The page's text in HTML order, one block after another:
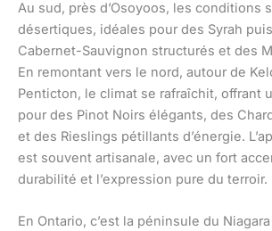
Au sud, près d’Osoyoos, les conditions
désertiques, idéales pour des Syrah
Cabernet-Sauvignon structurés et des
En remontant vers le nord, autour de
Penticton, le climat se rafraîchit, offrant
pour des Pinot Noirs élégants, des
et des Rieslings pétillants d’énergie.
est souvent artisanale, avec un fort
durabilité et l’expression pure du terroir.
En Ontario, c’est la péninsule du